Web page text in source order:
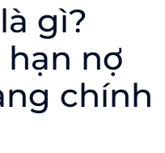
gì?
nợ
chính